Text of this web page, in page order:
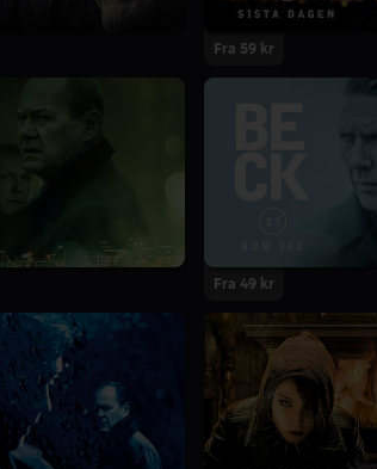
Fra 59 kr
Fra 49 kr